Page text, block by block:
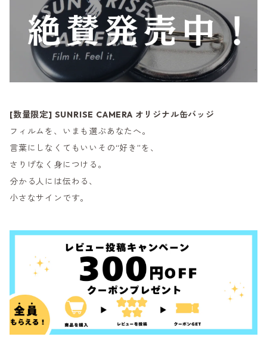
[数量限定] SUNRISE CAMERA オリジナル缶バッジ
フィルムを、いまも選ぶあなたへ。
言葉にしなくてもいいその“好き”を、
さりげなく身につける。
分かる人には伝わる、
小さなサインです。